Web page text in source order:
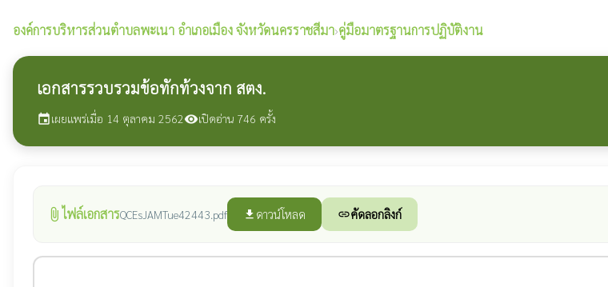
องค์การบริหารส่วนตำบลพะเนา อำเภอเมือง จังหวัดนครราชสีมา›คู่มือมาตรฐานการปฏิบัติงาน
เอกสารรวบรวมข้อทักท้วงจาก สตง.
eventเผยแพร่เมื่อ 14 ตุลาคม 2562visibilityเปิดอ่าน 746 ครั้ง
attach_file ไฟล์เอกสารQCEsJAMTue42443.pdf file_download ดาวน์โหลด linkคัดลอกลิงก์